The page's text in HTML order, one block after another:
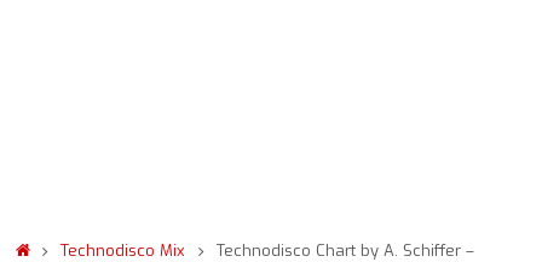
Technodisco Mix
Technodisco Chart by A. Schiffer –